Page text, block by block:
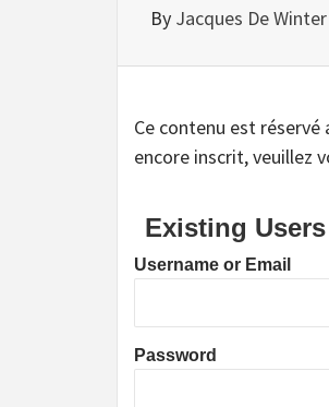
By Jacques De Winter
Ce contenu est
encore inscrit, veuillez
Existing
Username or Email
Password